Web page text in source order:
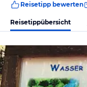
Reisetipp bewerten
Reisetippübersicht